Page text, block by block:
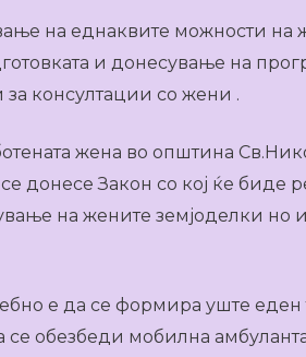
на еднаквите можности на
и донесување на
консултации со жени .
жена во општина
донесе Закон со кој ќе биде
на жените земјоделки но
е да се формира уште еден
обезбеди мобилна